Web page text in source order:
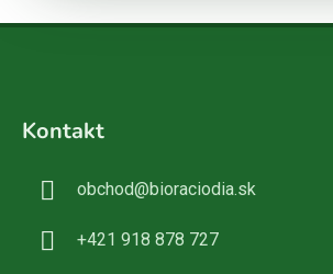
Kontakt
obchod@bioraciodia.sk
+421 918 878 727